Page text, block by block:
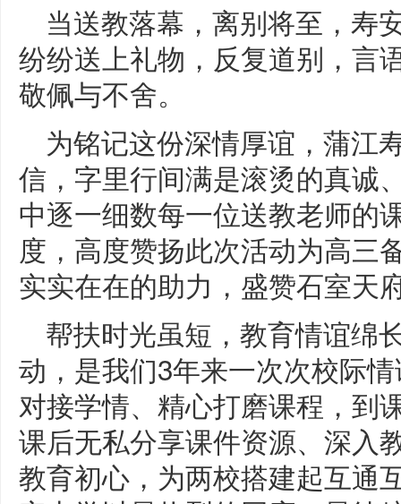
当送教落幕，离别将至，寿
纷纷送上礼物，反复道别，言
敬佩与不舍。
为铭记这份深情厚谊，蒲江
信，字里行间满是滚烫的真诚
中逐一细数每一位送教老师的
度，高度赞扬此次活动为高三
实实在在的助力，盛赞石室天
帮扶时光虽短，教育情谊绵
动，是我们3年来一次次校际
对接学情、精心打磨课程，到
课后无私分享课件资源、深入
教育初心，为两校搭建起互通